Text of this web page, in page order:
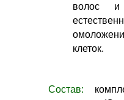
волос и
клеток.
Состав: